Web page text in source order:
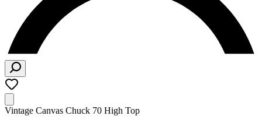
Vintage Canvas Chuck 70 High Top